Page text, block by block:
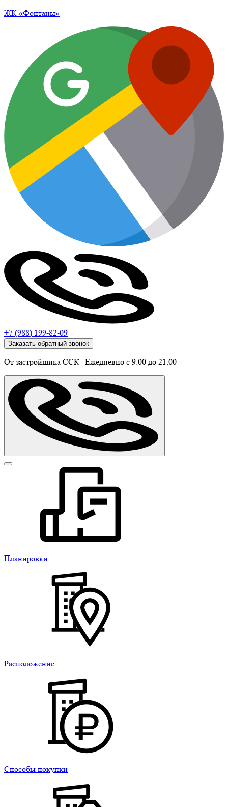
ЖК «Фонтаны»
+7 (988) 199-82-09
Заказать обратный звонок
От застройщика ССК | Ежедневно c 9:00 до 21:00
Планировки
Расположение
Способы покупки